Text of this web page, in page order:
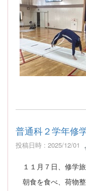
普通科２学年修
投稿日時 : 2025/12/01
１１月７日、修学
朝食を食べ、荷物